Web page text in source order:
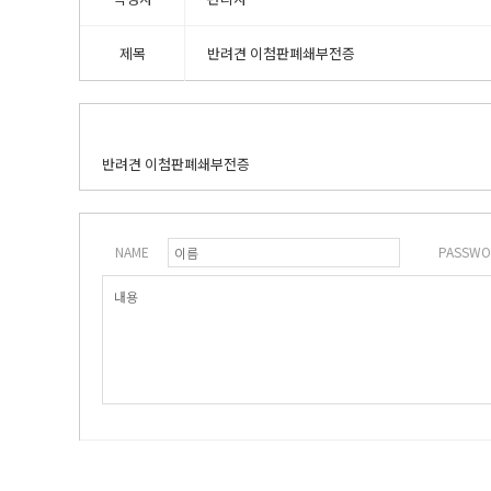
제목 반려견 이첨판폐쇄부전증
반려견 이첨판폐쇄부전증
NAME